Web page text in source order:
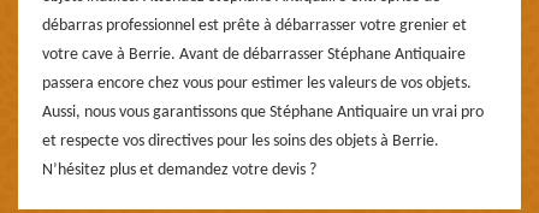
débarras professionnel est prête à débarrasser votre grenier et
votre cave à Berrie. Avant de débarrasser Stéphane Antiquaire
passera encore chez vous pour estimer les valeurs de vos objets.
Aussi, nous vous garantissons que Stéphane Antiquaire un vrai pro
et respecte vos directives pour les soins des objets à Berrie.
N’hésitez plus et demandez votre devis ?